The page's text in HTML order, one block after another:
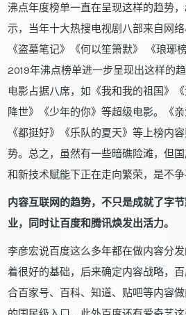
沸点年度榜单一直在呈现这样的趋势
示，当年十大热搜电视剧八部来自网络
《盗墓笔记》《何以笙箫默》 《琅琊
2019年沸点榜单进一步呈现出这样的
电影占据八席，如《我和我的祖国》
降世》《少年的你》等超级电影。《
《都挺好》《乐队的夏天》等上榜内
势。总之，虽然有一些暗礁险滩，但
和新技术赋能下正在走向繁荣，是不争
内容互联网的趋势，不只是成就了字
业，同时让百度和腾讯焕发出活力。
李彦宏说百度这么多年都在做内容分
着很好的基础，后来确定内容战略，
合百家号、百科、知道、贴吧等内容